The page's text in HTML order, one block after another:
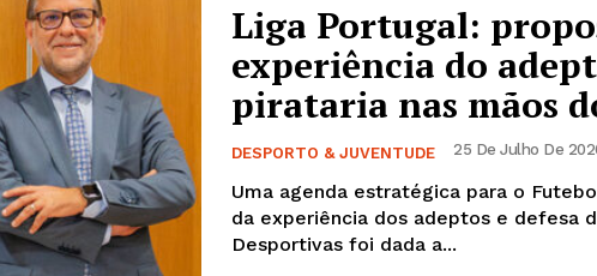
Liga Portugal:
experiência do
pirataria nas mãos
DESPORTO & JUVENTUDE 25 De Julho De
Uma agenda estratégica para o
da experiência dos adeptos e defesa
Desportivas foi dada a...